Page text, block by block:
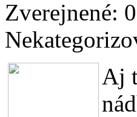
Zverejnené:
Aj